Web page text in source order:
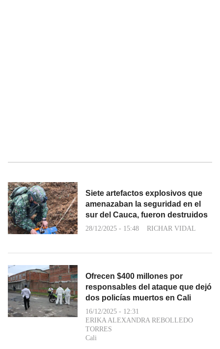
Siete artefactos explosivos que
amenazaban la seguridad en el
sur del Cauca, fueron destruidos
28/12/2025 - 15:48 RICHAR VIDAL
Ofrecen $400 millones por
responsables del ataque que dejó
dos policías muertos en Cali
16/12/2025 - 12:31
ERIKA ALEXANDRA REBOLLEDO
TORRES
Cali